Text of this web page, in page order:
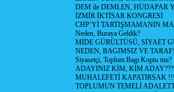
DEM ile DEMLEN, HÜDAPAR
İZMİR İKTİSAR KONGRESİ
CHP’Yİ TARTIŞMAMANIN
Neden, Buraya Geldik?
MİDE GÜRÜLTÜSÜ, SİYAET
NEDEN, BAGIMSIZ VE
Siyasetçi, Toplum Bagı Koptu mu?
ADAYINIZ KİM, KİM ADAY???
MUHALEFETİ KAPATIRSAK
TOPLUMUN TEMELİ